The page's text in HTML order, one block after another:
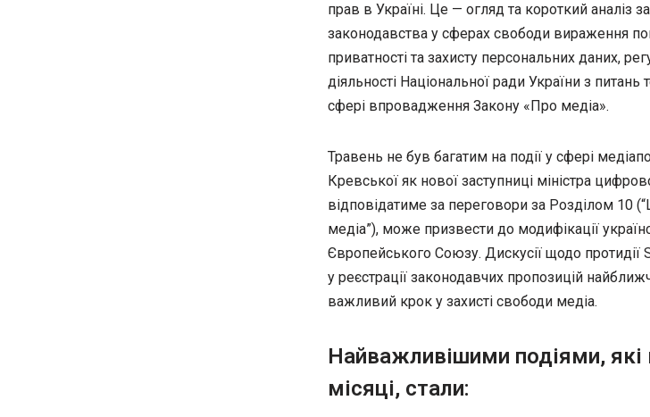
прав в Україні. Це — огляд та короткий аналіз
законодавства у сферах свободи вираження
приватності та захисту персональних даних,
діяльності Національної ради України з
сфері впровадження Закону «Про медіа».
Травень не був багатим на події у сфері
Кревської як нової заступниці міністра
відповідатиме за переговори за Розділом 10
медіа”), може призвести до модифікації
Європейського Союзу. Дискусії щодо
у реєстрації законодавчих пропозицій
важливий крок у захисті свободи медіа.
Найважливішими подіями, які
місяці, стали: